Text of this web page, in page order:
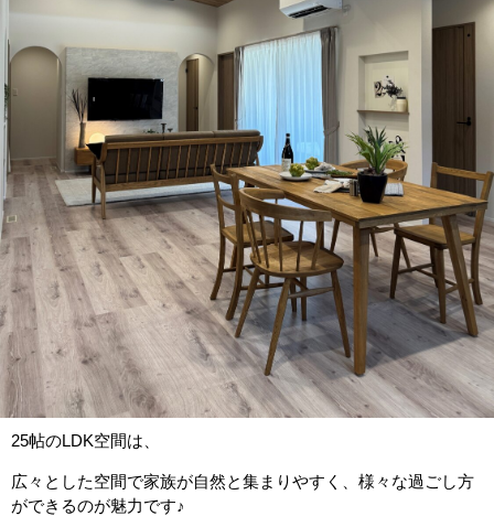
25帖のLDK空間は、
広々とした空間で家族が自然と集まりやすく、様々な過ごし方
ができるのが魅力です♪